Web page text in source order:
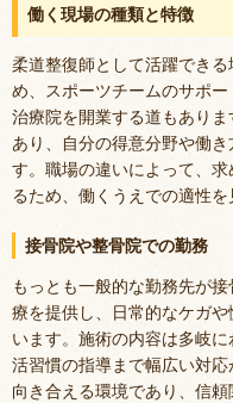
働く現場の種類と特徴
柔道整復師として活躍でき
め、スポーツチームのサポ
治療院を開業する道もあり
あり、自分の得意分野や働
す。職場の違いによって、
るため、働くうえでの適性を
接骨院や整骨院での勤務
もっとも一般的な勤務先が
療を提供し、日常的なケガ
います。施術の内容は多岐
活習慣の指導まで幅広い対
向き合える環境であり、信